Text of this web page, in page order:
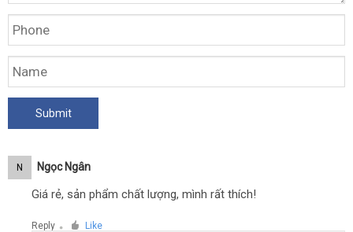
N Ngọc Ngân
Giá rẻ, sản phẩm chất lượng, mình rất thích!
Reply ● Like